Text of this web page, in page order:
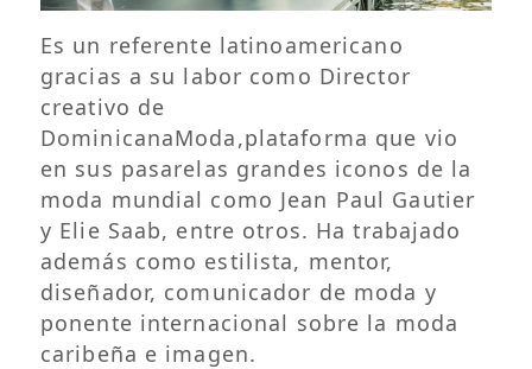
Es un referente latinoamericano
gracias a su labor como Director
creativo de
DominicanaModa,plataforma que vio
en sus pasarelas grandes iconos de la
moda mundial como Jean Paul Gautier
y Elie Saab, entre otros. Ha trabajado
además como estilista, mentor,
diseñador, comunicador de moda y
ponente internacional sobre la moda
caribeña e imagen.